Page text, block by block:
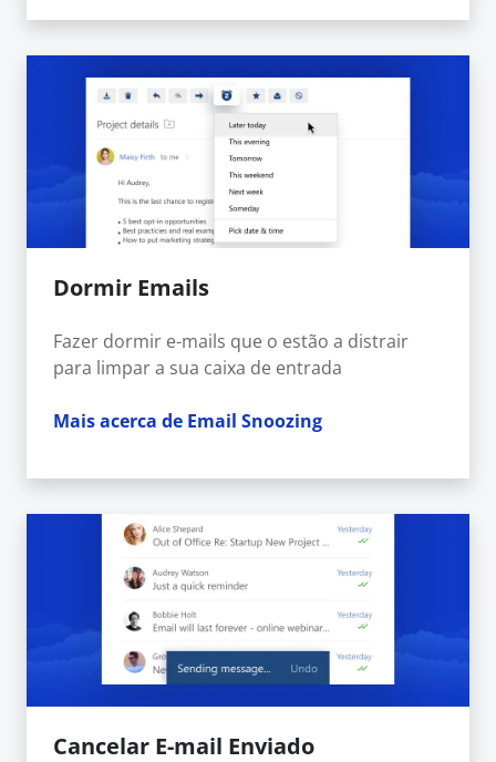
Dormir Emails
Fazer dormir e-mails que o estão a distrair
para limpar a sua caixa de entrada
Mais acerca de Email Snoozing
Cancelar E-mail Enviado